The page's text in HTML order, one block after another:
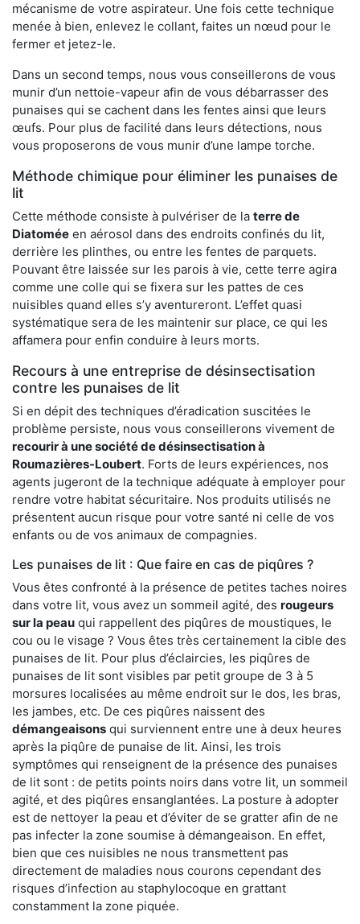
mécanisme de votre aspirateur. Une fois cette technique
menée à bien, enlevez le collant, faites un nœud pour le
fermer et jetez-le.
Dans un second temps, nous vous conseillerons de vous
munir d’un nettoie-vapeur afin de vous débarrasser des
punaises qui se cachent dans les fentes ainsi que leurs
œufs. Pour plus de facilité dans leurs détections, nous
vous proposerons de vous munir d’une lampe torche.
Méthode chimique pour éliminer les punaises de
lit
Cette méthode consiste à pulvériser de la terre de
Diatomée en aérosol dans des endroits confinés du lit,
derrière les plinthes, ou entre les fentes de parquets.
Pouvant être laissée sur les parois à vie, cette terre agira
comme une colle qui se fixera sur les pattes de ces
nuisibles quand elles s’y aventureront. L’effet quasi
systématique sera de les maintenir sur place, ce qui les
affamera pour enfin conduire à leurs morts.
Recours à une entreprise de désinsectisation
contre les punaises de lit
Si en dépit des techniques d’éradication suscitées le
problème persiste, nous vous conseillerons vivement de
recourir à une société de désinsectisation à
Roumazières-Loubert. Forts de leurs expériences, nos
agents jugeront de la technique adéquate à employer pour
rendre votre habitat sécuritaire. Nos produits utilisés ne
présentent aucun risque pour votre santé ni celle de vos
enfants ou de vos animaux de compagnies.
Les punaises de lit : Que faire en cas de piqûres ?
Vous êtes confronté à la présence de petites taches noires
dans votre lit, vous avez un sommeil agité, des rougeurs
sur la peau qui rappellent des piqûres de moustiques, le
cou ou le visage ? Vous êtes très certainement la cible des
punaises de lit. Pour plus d’éclaircies, les piqûres de
punaises de lit sont visibles par petit groupe de 3 à 5
morsures localisées au même endroit sur le dos, les bras,
les jambes, etc. De ces piqûres naissent des
démangeaisons qui surviennent entre une à deux heures
après la piqûre de punaise de lit. Ainsi, les trois
symptômes qui renseignent de la présence des punaises
de lit sont : de petits points noirs dans votre lit, un sommeil
agité, et des piqûres ensanglantées. La posture à adopter
est de nettoyer la peau et d’éviter de se gratter afin de ne
pas infecter la zone soumise à démangeaison. En effet,
bien que ces nuisibles ne nous transmettent pas
directement de maladies nous courons cependant des
risques d’infection au staphylocoque en grattant
constamment la zone piquée.